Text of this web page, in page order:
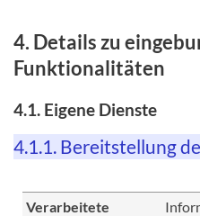
4. Details zu
Funktionalitäten
4.1. Eigene Dienste
4.1.1. Bereitstellung
Verarbeitete